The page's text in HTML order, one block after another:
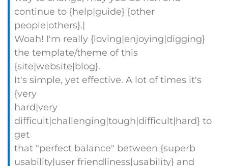
continue to {help|guide} {other
people|others}.|
Woah! I'm really {loving|enjoying|digging}
the template/theme of this
{site|website|blog}.
It's simple, yet effective. A lot of times it's
{very
hard|very
difficult|challenging|tough|difficult|hard} to
get
that "perfect balance" between {superb
usability|user friendliness|usability} and